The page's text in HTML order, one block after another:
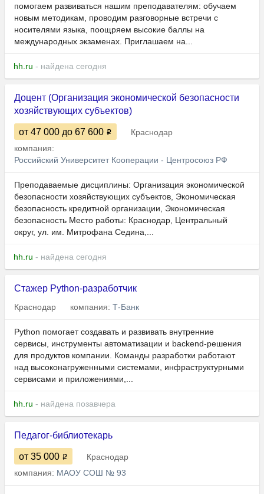
помогаем развиваться нашим преподавателям: обучаем
новым методикам, проводим разговорные встречи с
носителями языка, поощряем высокие баллы на
международных экзаменах. Приглашаем на...
hh.ru - найдена сегодня
Доцент (Организация экономической безопасности
хозяйствующих субъектов)
от 47 000 до 67 600
Краснодар
компания:
Российский Университет Кооперации - Центросоюз РФ
Преподаваемые дисциплины: Организация экономической
безопасности хозяйствующих субъектов, Экономическая
безопасность кредитной организации, Экономическая
безопасность Место работы: Краснодар, Центральный
округ, ул. им. Митрофана Седина,...
hh.ru - найдена сегодня
Стажер Python-разработчик
Краснодар компания: Т-Банк
Python помогает создавать и развивать внутренние
сервисы, инструменты автоматизации и backend-решения
для продуктов компании. Команды разработки работают
над высоконагруженными системами, инфраструктурными
сервисами и приложениями,...
hh.ru - найдена позавчера
Педагог-библиотекарь
от 35 000
Краснодар
компания: МАОУ СОШ № 93